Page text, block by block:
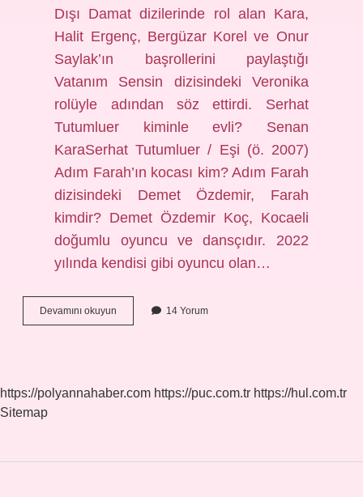
Dışı Damat dizilerinde rol alan Kara,
Halit Ergenç, Bergüzar Korel ve Onur
Saylak’ın başrollerini paylaştığı
Vatanım Sensin dizisindeki Veronika
rolüyle adından söz ettirdi. Serhat
Tutumluer kiminle evli? Senan
KaraSerhat Tutumluer / Eşi (ö. 2007)
Adım Farah’ın kocası kim? Adım Farah
dizisindeki Demet Özdemir, Farah
kimdir? Demet Özdemir Koç, Kocaeli
doğumlu oyuncu ve dansçıdır. 2022
yılında kendisi gibi oyuncu olan…
Devamını okuyun
Karanın
14 Yorum
https://polyannahaber.com https://puc.com.tr https://hul.com.tr
Sitemap